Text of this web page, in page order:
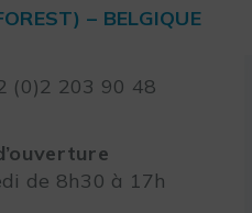
– BELGIQUE
(0)2 203 90 48
de 8h30 à 17h